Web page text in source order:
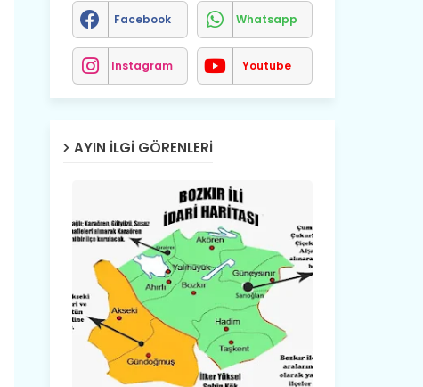
Facebook Whatsapp
Instagram Youtube
AYIN İLGI GÖRENLERI